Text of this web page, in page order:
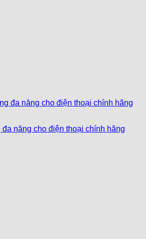
năng cho điện thoại chính hãng